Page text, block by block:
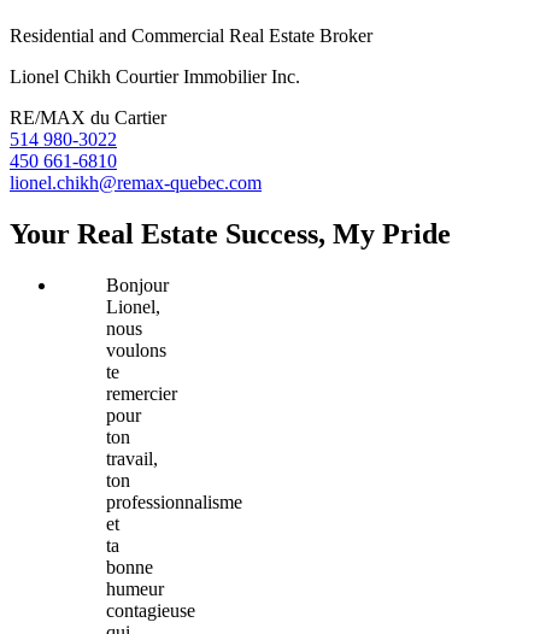
Residential and Commercial Real Estate Broker
Lionel Chikh Courtier Immobilier Inc.
RE/MAX du Cartier
514 980-3022
450 661-6810
lionel.chikh@remax-quebec.com
Your Real Estate Success, My Pride
Bonjour
Lionel,
nous
voulons
te
remercier
pour
ton
travail,
ton
professionnalisme
et
ta
bonne
humeur
contagieuse